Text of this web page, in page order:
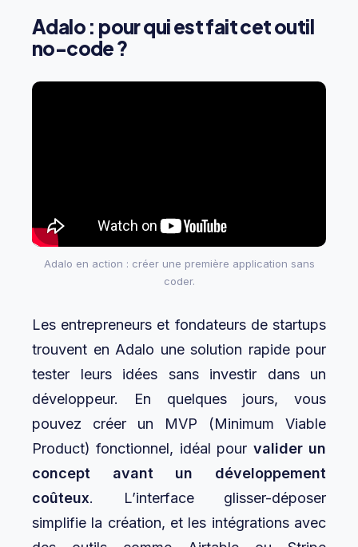
Adalo : pour qui est fait cet outil
no-code ?
Adalo en action : créer une première application sans
coder.
Les entrepreneurs et fondateurs de startups
trouvent en Adalo une solution rapide pour
tester leurs idées sans investir dans un
développeur. En quelques jours, vous
pouvez créer un MVP (Minimum Viable
Product) fonctionnel, idéal pour valider un
concept avant un développement
coûteux. L’interface glisser-déposer
simplifie la création, et les intégrations avec